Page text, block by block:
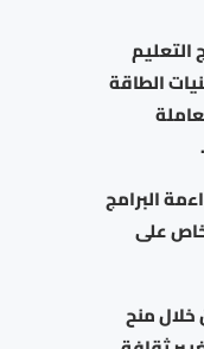
التعليم
الطاقة
البرامج
على
خلال منح